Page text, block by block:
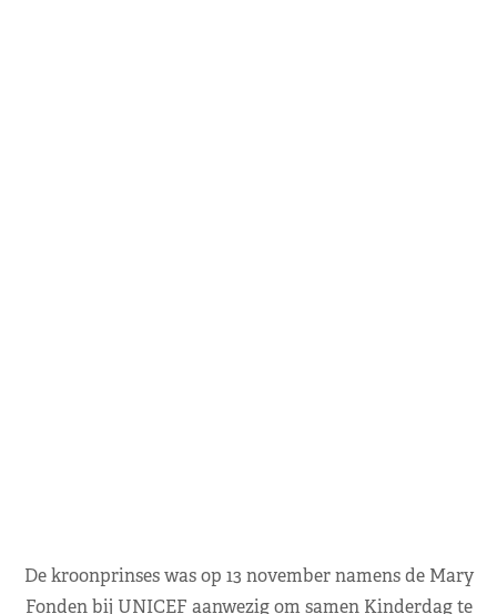
De kroonprinses was op 13 november namens de Mary
Fonden bij UNICEF aanwezig om samen Kinderdag te